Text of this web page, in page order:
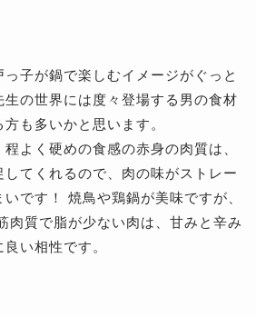
子が鍋で楽しむイメージがぐっと
の世界には度々登場する男の食材
も多いかと思います。
よく硬めの食感の赤身の肉質は、
てくれるので、肉の味がストレー
です！ 焼鳥や鶏鍋が美味ですが、
肉質で脂が少ない肉は、甘みと辛み
い相性です。